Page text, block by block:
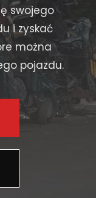
swojego
i zyskać
można
pojazdu.